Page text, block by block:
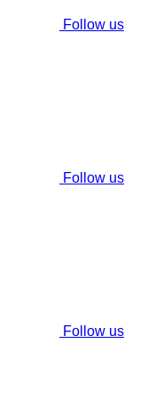
Follow us
Follow us
Follow us